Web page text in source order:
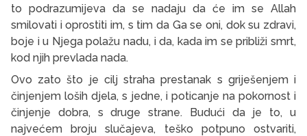
to podrazumijeva da se nadaju da će im se Allah
smilovati i oprostiti im, s tim da Ga se oni, dok su zdravi,
boje i u Njega polažu nadu, i da, kada im se približi smrt,
kod njih prevlada nada.
Ovo zato što je cilj straha prestanak s griješenjem i
činjenjem loših djela, s jedne, i poticanje na pokornost i
činjenje dobra, s druge strane. Budući da je to, u
najvećem broju slučajeva, teško potpuno ostvariti,